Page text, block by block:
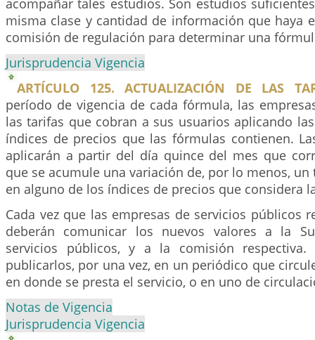
acompañar tales estudios. Son estudios
misma clase y cantidad de información que haya
comisión de regulación para determinar una
Jurisprudencia Vigencia
ARTÍCULO 125. ACTUALIZACIÓN DE LAS
período de vigencia de cada fórmula, las
las tarifas que cobran a sus usuarios aplicando
índices de precios que las fórmulas contienen.
aplicarán a partir del día quince del mes que
que se acumule una variación de, por lo menos, un
en alguno de los índices de precios que considera
Cada vez que las empresas de servicios públicos
deberán comunicar los nuevos valores a la
servicios públicos, y a la comisión respectiva.
publicarlos, por una vez, en un periódico que
en donde se presta el servicio, o en uno de
Notas de Vigencia
Jurisprudencia Vigencia